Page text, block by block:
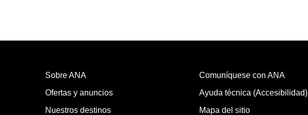
Sobre ANA
Ofertas y anuncios
Nuestros destinos
Comuníquese con ANA
Ayuda técnica (Accesibilidad)
Mapa del sitio